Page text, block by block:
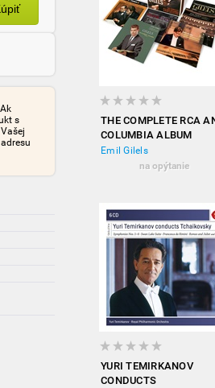
s
THE COMPLETE RCA
COLUMBIA ALBUM
COLLECTION
Emil Gilels
na opýtanie
YURI TEMIRKANOV
CONDUCTS